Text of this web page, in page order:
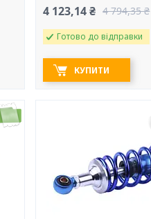
4 123,14 ₴ 4 794,35 ₴
Готово до відправки
КУПИТИ